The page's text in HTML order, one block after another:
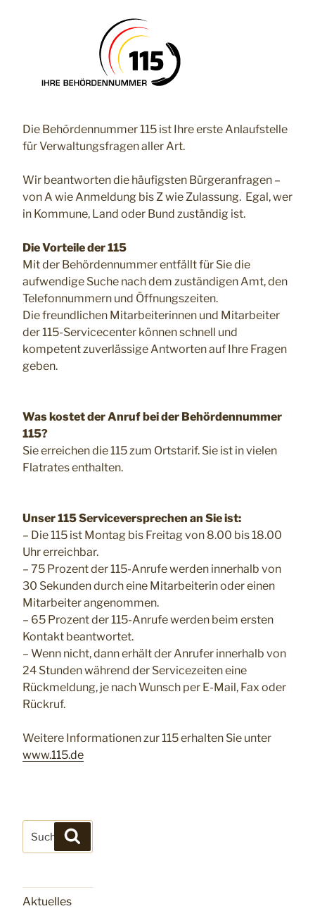
Die Behördennummer 115 ist Ihre erste Anlaufstelle
für Verwaltungsfragen aller Art.
Wir beantworten die häufigsten Bürgeranfragen –
von A wie Anmeldung bis Z wie Zulassung. Egal, wer
in Kommune, Land oder Bund zuständig ist.
Die Vorteile der 115
Mit der Behördennummer entfällt für Sie die
aufwendige Suche nach dem zuständigen Amt, den
Telefonnummern und Öffnungszeiten.
Die freundlichen Mitarbeiterinnen und Mitarbeiter
der 115-Servicecenter können schnell und
kompetent zuverlässige Antworten auf Ihre Fragen
geben.
Was kostet der Anruf bei der Behördennummer
115?
Sie erreichen die 115 zum Ortstarif. Sie ist in vielen
Flatrates enthalten.
Unser 115 Serviceversprechen an Sie ist:
– Die 115 ist Montag bis Freitag von 8.00 bis 18.00
Uhr erreichbar.
– 75 Prozent der 115-Anrufe werden innerhalb von
30 Sekunden durch eine Mitarbeiterin oder einen
Mitarbeiter angenommen.
– 65 Prozent der 115-Anrufe werden beim ersten
Kontakt beantwortet.
– Wenn nicht, dann erhält der Anrufer innerhalb von
24 Stunden während der Servicezeiten eine
Rückmeldung, je nach Wunsch per E-Mail, Fax oder
Rückruf.
Weitere Informationen zur 115 erhalten Sie unter
www.115.de
Suchen
nach:
Aktuelles